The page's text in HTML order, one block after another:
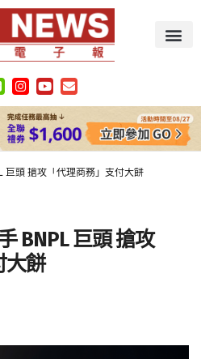
巨頭 搶攻「代理商務」支付大餅
BNPL 巨頭 搶攻
大餅